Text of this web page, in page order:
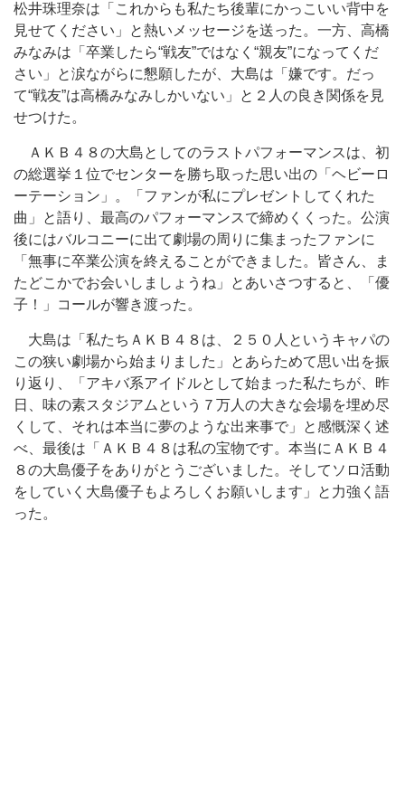
松井珠理奈は「これからも私たち後輩にかっこいい背中を
見せてください」と熱いメッセージを送った。一方、高橋
みなみは「卒業したら“戦友”ではなく“親友”になってくだ
さい」と涙ながらに懇願したが、大島は「嫌です。だっ
て“戦友”は高橋みなみしかいない」と２人の良き関係を見
せつけた。
ＡＫＢ４８の大島としてのラストパフォーマンスは、初
の総選挙１位でセンターを勝ち取った思い出の「ヘビーロ
ーテーション」。「ファンが私にプレゼントしてくれた
曲」と語り、最高のパフォーマンスで締めくくった。公演
後にはバルコニーに出て劇場の周りに集まったファンに
「無事に卒業公演を終えることができました。皆さん、ま
たどこかでお会いしましょうね」とあいさつすると、「優
子！」コールが響き渡った。
大島は「私たちＡＫＢ４８は、２５０人というキャパの
この狭い劇場から始まりました」とあらためて思い出を振
り返り、「アキバ系アイドルとして始まった私たちが、昨
日、味の素スタジアムという７万人の大きな会場を埋め尽
くして、それは本当に夢のような出来事で」と感慨深く述
べ、最後は「ＡＫＢ４８は私の宝物です。本当にＡＫＢ４
８の大島優子をありがとうございました。そしてソロ活動
をしていく大島優子もよろしくお願いします」と力強く語
った。